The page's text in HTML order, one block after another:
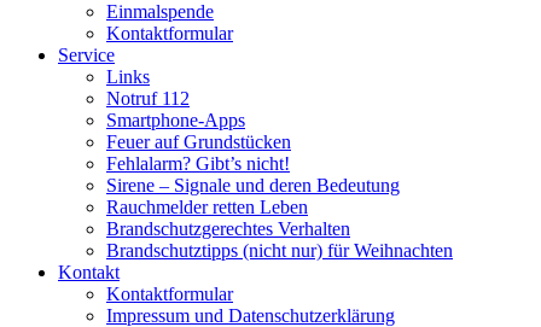
Einmalspende
Kontaktformular
Service
Links
Notruf 112
Smartphone-Apps
Feuer auf Grundstücken
Fehlalarm? Gibt’s nicht!
Sirene – Signale und deren Bedeutung
Rauchmelder retten Leben
Brandschutzgerechtes Verhalten
Brandschutztipps (nicht nur) für Weihnachten
Kontakt
Kontaktformular
Impressum und Datenschutzerklärung